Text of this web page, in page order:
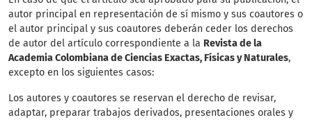
autor principal en representación de sí mismo y sus coautores o
el autor principal y sus coautores deberán ceder los derechos
de autor del artículo correspondiente a la Revista de la
Academia Colombiana de Ciencias Exactas, Físicas y Naturales,
excepto en los siguientes casos:
Los autores y coautores se reservan el derecho de revisar,
adaptar, preparar trabajos derivados, presentaciones orales y